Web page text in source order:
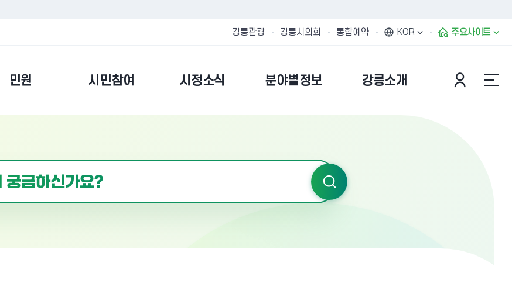
강릉관광 강릉시의회 통합예약 KOR 주요사이트
민원 시민참여 시정소식 분야별정보 강릉소개